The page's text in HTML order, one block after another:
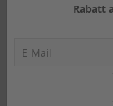
Rabatt